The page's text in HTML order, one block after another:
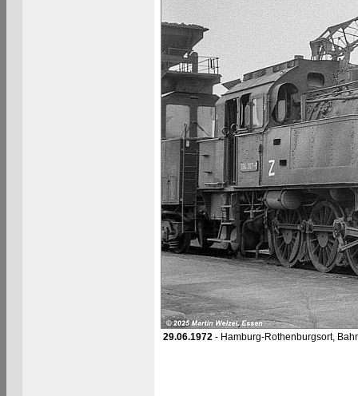
29.06.1972- Hamburg-Rothenburgsort,